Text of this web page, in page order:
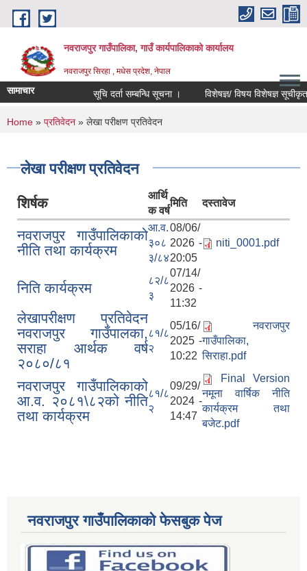
Skip to main content
नवराजपुर गाउँपालिका, गाउँ कार्यपालिकाको कार्यालय
नवराजपुर सिरहा , मधेस प्रदेश, नेपाल
सामाचार सूचि दर्ता सम्बन्धि सूचना । विशेषज्ञ/ विषय विशेषज्ञ सूचीकृत हुने
You are here
Home » प्रतिवेदन » लेखा परीक्षण प्रतिवेदन
लेखा परीक्षण प्रतिवेदन
शिर्षक
आर्थि
क वर्ष
मिति दस्तावेज
नवराजपुर गाउँपालिकाको
नीति तथा कार्यक्रम
आ.व.
३०८
३/८४
08/06/
2026 -
20:05
niti_0001.pdf
निति कार्यक्रम
८२/८
३
07/14/
2026 -
11:32
लेखापरीक्षण प्रतिवेदन
नवराजपुर गाउँपालका,
सराहा आर्थक वर्ष
२०८०/८१
८१/८
२
05/16/
2025 -
10:22
नवराजपुर
गाउँपालिका,
सिराहा.pdf
नवराजपुर गाउँपालिकाको
आ.व. २०८१\८२को नीति
तथा कार्यक्रम
८१/८
२
09/29/
2024 -
14:47
Final Version
नमूना वार्षिक नीति
कार्यक्रम तथा
बजेट.pdf
नवराजपुर गाउँपालिकाको फेसबुक पेज